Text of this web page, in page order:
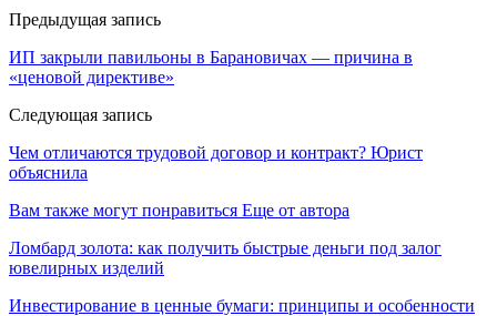
Предыдущая запись
ИП закрыли павильоны в Барановичах — причина в
«ценовой директиве»
Следующая запись
Чем отличаются трудовой договор и контракт? Юрист
объяснила
Вам также могут понравиться Еще от автора
Ломбард золота: как получить быстрые деньги под залог
ювелирных изделий
Инвестирование в ценные бумаги: принципы и особенности